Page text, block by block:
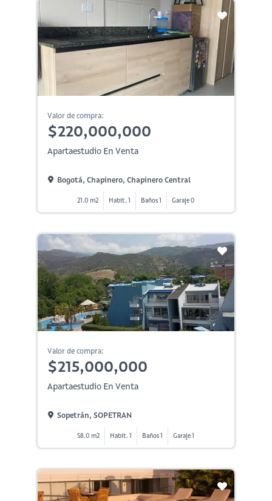
Valor de compra:
$220,000,000
Apartaestudio En Venta
Bogotá, Chapinero, Chapinero Central
21.0 m2 Habit. 1 Baños 1 Garaje 0
Valor de compra:
$215,000,000
Apartaestudio En Venta
Sopetrán, SOPETRAN
58.0 m2 Habit. 1 Baños 1 Garaje 1